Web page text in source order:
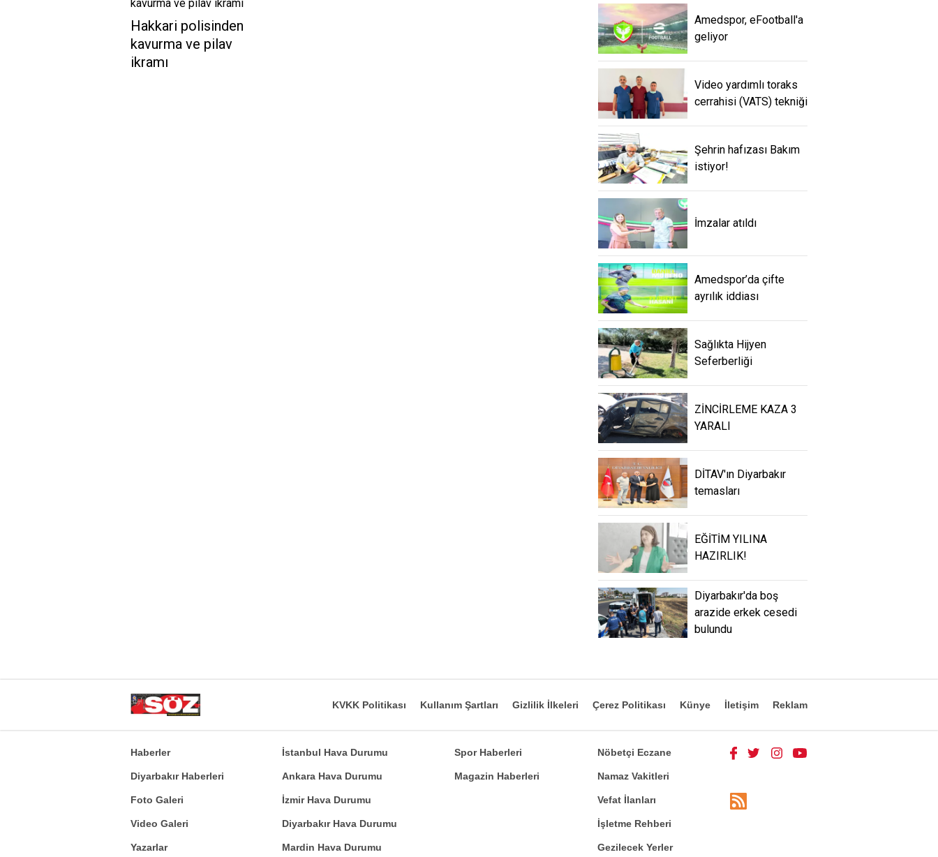
Hakkari polisinden
kavurma ve pilav
ikramı
Amedspor, eFootball'a
geliyor
Video yardımlı toraks
cerrahisi (VATS) tekniği
Şehrin hafızası Bakım
istiyor!
İmzalar atıldı
Amedspor’da çifte
ayrılık iddiası
Sağlıkta Hijyen
Seferberliği
ZİNCİRLEME KAZA 3
YARALI
DİTAV'ın Diyarbakır
temasları
EĞİTİM YILINA
HAZIRLIK!
Diyarbakır'da boş
arazide erkek cesedi
bulundu
KVKK Politikası Kullanım Şartları Gizlilik İlkeleri Çerez Politikası Künye İletişim Reklam
Haberler
Diyarbakır Haberleri
Foto Galeri
Video Galeri
Yazarlar
İstanbul Hava Durumu
Ankara Hava Durumu
İzmir Hava Durumu
Diyarbakır Hava Durumu
Mardin Hava Durumu
Spor Haberleri
Magazin Haberleri
Nöbetçi Eczane
Namaz Vakitleri
Vefat İlanları
İşletme Rehberi
Gezilecek Yerler